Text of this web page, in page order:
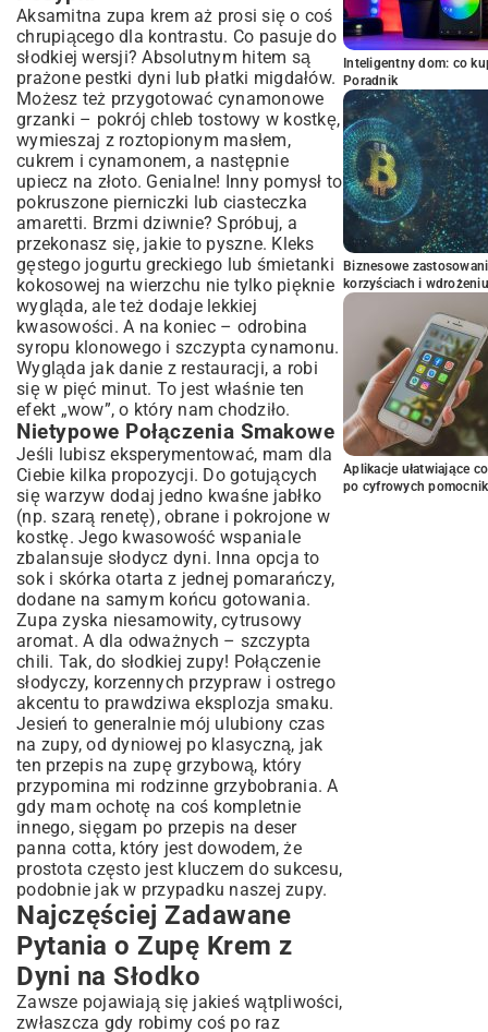
Aksamitna zupa krem aż prosi się o coś
chrupiącego dla kontrastu. Co pasuje do
słodkiej wersji? Absolutnym hitem są
prażone pestki dyni lub płatki migdałów.
Możesz też przygotować cynamonowe
grzanki – pokrój chleb tostowy w kostkę,
wymieszaj z roztopionym masłem,
cukrem i cynamonem, a następnie
upiecz na złoto. Genialne! Inny pomysł to
pokruszone pierniczki lub ciasteczka
amaretti. Brzmi dziwnie? Spróbuj, a
przekonasz się, jakie to pyszne. Kleks
gęstego jogurtu greckiego lub śmietanki
kokosowej na wierzchu nie tylko pięknie
wygląda, ale też dodaje lekkiej
kwasowości. A na koniec – odrobina
syropu klonowego i szczypta cynamonu.
Wygląda jak danie z restauracji, a robi
się w pięć minut. To jest właśnie ten
efekt „wow”, o który nam chodziło.
Nietypowe Połączenia Smakowe
Jeśli lubisz eksperymentować, mam dla
Ciebie kilka propozycji. Do gotujących
się warzyw dodaj jedno kwaśne jabłko
(np. szarą renetę), obrane i pokrojone w
kostkę. Jego kwasowość wspaniale
zbalansuje słodycz dyni. Inna opcja to
sok i skórka otarta z jednej pomarańczy,
dodane na samym końcu gotowania.
Zupa zyska niesamowity, cytrusowy
aromat. A dla odważnych – szczypta
chili. Tak, do słodkiej zupy! Połączenie
słodyczy, korzennych przypraw i ostrego
akcentu to prawdziwa eksplozja smaku.
Jesień to generalnie mój ulubiony czas
na zupy, od dyniowej po klasyczną, jak
ten przepis na zupę grzybową, który
przypomina mi rodzinne grzybobrania. A
gdy mam ochotę na coś kompletnie
innego, sięgam po przepis na deser
panna cotta, który jest dowodem, że
prostota często jest kluczem do sukcesu,
podobnie jak w przypadku naszej zupy.
Najczęściej Zadawane
Pytania o Zupę Krem z
Dyni na Słodko
Zawsze pojawiają się jakieś wątpliwości,
zwłaszcza gdy robimy coś po raz
Inteligentny dom: co
Poradnik
Biznesowe
korzyściach i wdrożeniu
Aplikacje ułatwiające
po cyfrowych